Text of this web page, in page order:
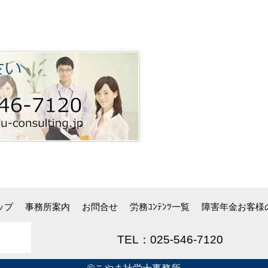
プ 事務所案内 お問合せ 労務ｺﾝﾃﾝﾂ一覧 障害年金お客様
TEL：025-546-